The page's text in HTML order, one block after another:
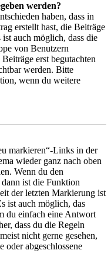
werden?
haben, dass in
erstellt hast, die Beiträge
auch möglich, dass die
von Benutzern
erst begutachten
werden. Bitte
wenn du weitere
markieren“-Links in der
wieder ganz nach oben
Wenn du den
ist die Funktion
der letzten Markierung ist
ist auch möglich, das
du einfach eine Antwort
dass du die Regeln
nicht gerne gesehen,
abgeschlossene